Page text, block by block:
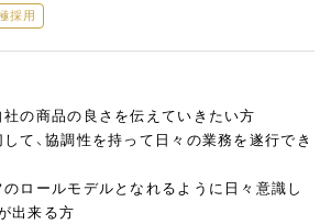
採用
社の商品の良さを伝えていきたい方
して、協調性を持って日々の業務を遂行でき
のロールモデルとなれるように日々意識し
出来る方